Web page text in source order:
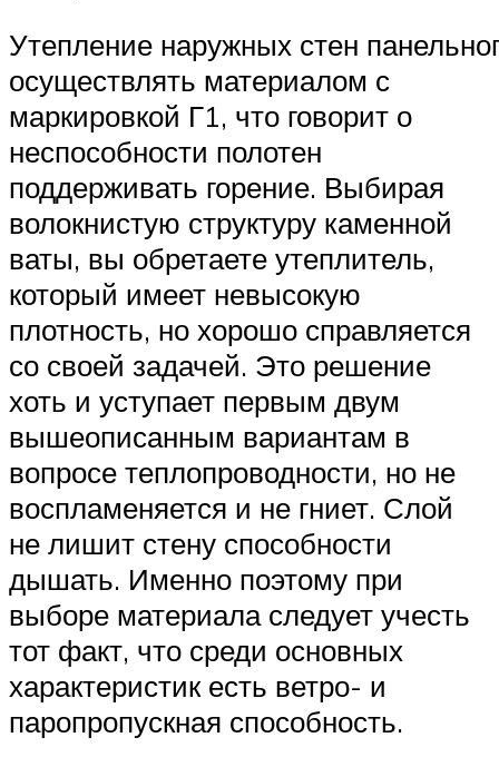
Утепление наружных стен
осуществлять материалом с
маркировкой Г1, что говорит о
неспособности полотен
поддерживать горение. Выбирая
волокнистую структуру каменной
ваты, вы обретаете утеплитель,
который имеет невысокую
плотность, но хорошо справляется
со своей задачей. Это решение
хоть и уступает первым двум
вышеописанным вариантам в
вопросе теплопроводности, но не
воспламеняется и не гниет. Слой
не лишит стену способности
дышать. Именно поэтому при
выборе материала следует учесть
тот факт, что среди основных
характеристик есть ветро- и
паропропускная способность.